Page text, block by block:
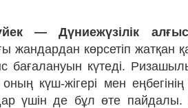
— Дүниежүзілік
жандардан көрсетіп жатқан
бағалануын күтеді.
күш-жігері мен еңбегінің
үшін де бұл өте